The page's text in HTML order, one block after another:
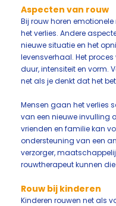
Aspecten van rouw
Bij rouw horen
het verlies. Andere
nieuwe situatie en het
levensverhaal. Het
duur, intensiteit en vorm.
net als je denkt dat het
Mensen gaan het verlies
van een nieuwe invulling
vrienden en familie kan
ondersteuning van een
verzorger,
rouwtherapeut kunnen
Rouw bij kinderen
Kinderen rouwen net als